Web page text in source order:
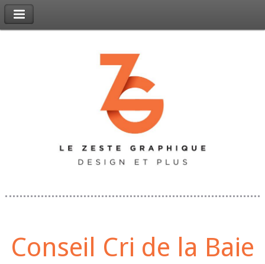
Conseil Cri de la Baie